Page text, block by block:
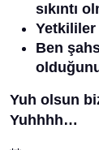
sıkıntı
Ben
Yuh olsun
Yuhhhh…